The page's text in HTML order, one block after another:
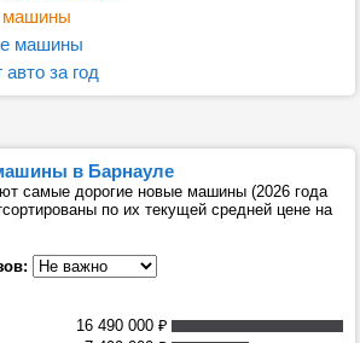
машины
машины
за год
в Барнауле
самые дорогие новые машины (2026 года
по их текущей средней цене на
16 490 000 ₽